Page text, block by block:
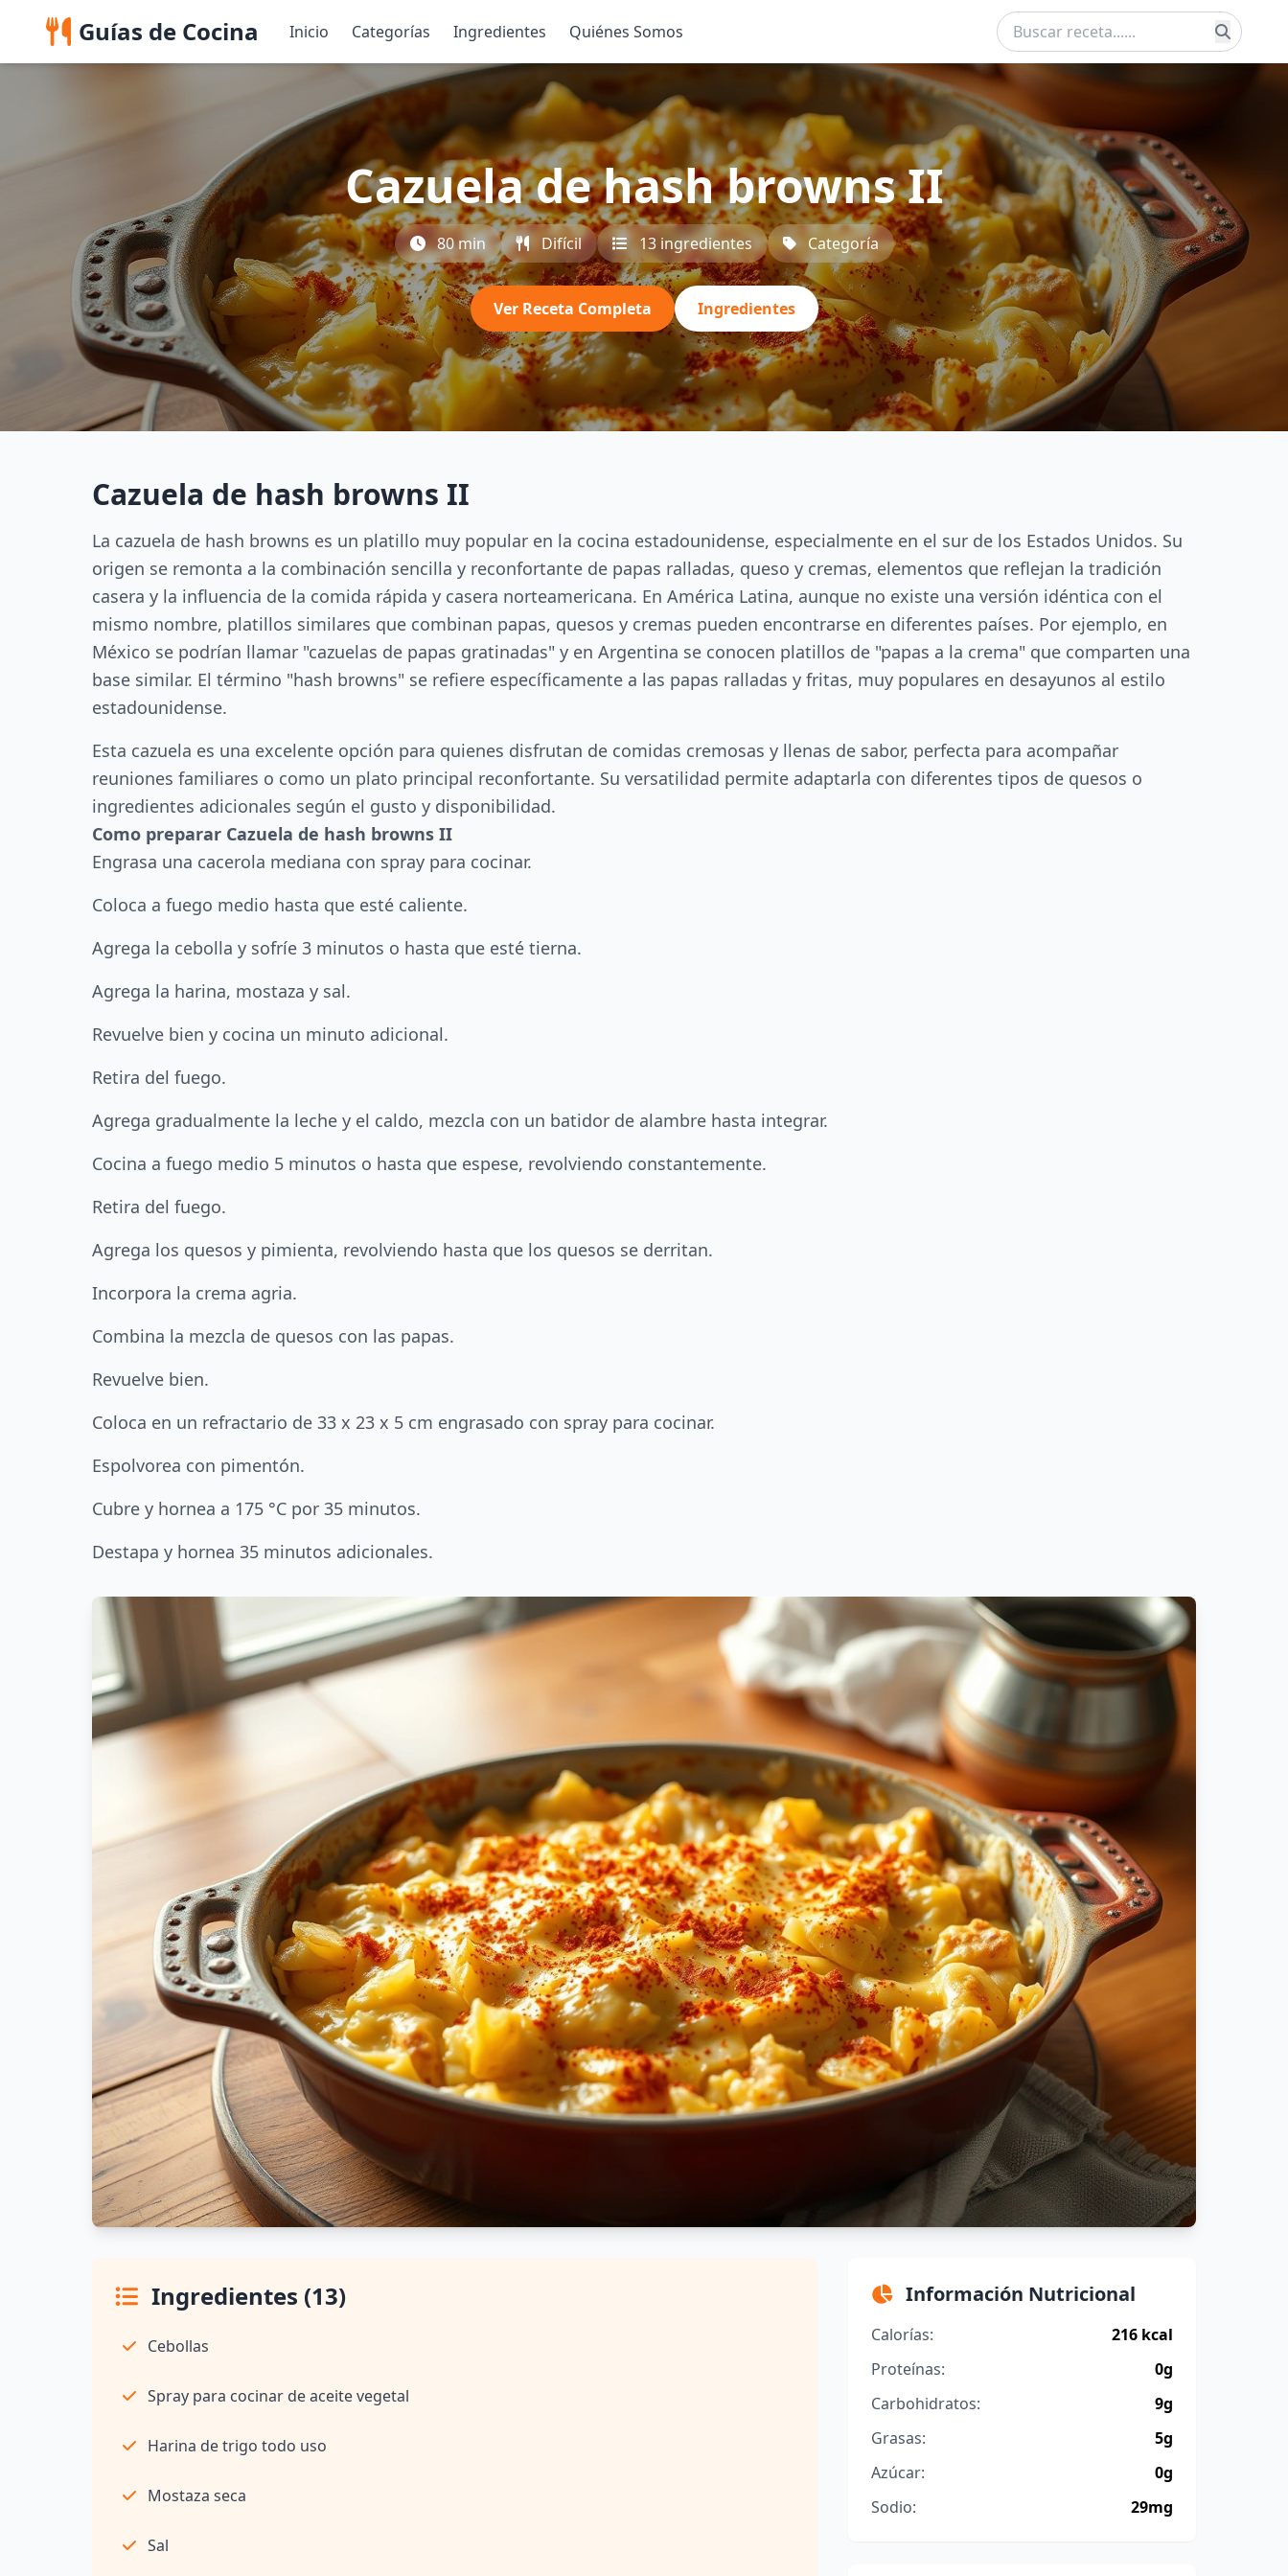
Guías de Cocina Inicio Categorías Ingredientes Quiénes Somos
Cazuela de hash browns II
80 min Difícil 13 ingredientes Categoría
Ver Receta Completa Ingredientes
Cazuela de hash browns II
La cazuela de hash browns es un platillo muy popular en la cocina estadounidense, especialmente en el sur de los Estados Unidos. Su
origen se remonta a la combinación sencilla y reconfortante de papas ralladas, queso y cremas, elementos que reflejan la tradición
casera y la influencia de la comida rápida y casera norteamericana. En América Latina, aunque no existe una versión idéntica con el
mismo nombre, platillos similares que combinan papas, quesos y cremas pueden encontrarse en diferentes países. Por ejemplo, en
México se podrían llamar "cazuelas de papas gratinadas" y en Argentina se conocen platillos de "papas a la crema" que comparten una
base similar. El término "hash browns" se refiere específicamente a las papas ralladas y fritas, muy populares en desayunos al estilo
estadounidense.
Esta cazuela es una excelente opción para quienes disfrutan de comidas cremosas y llenas de sabor, perfecta para acompañar
reuniones familiares o como un plato principal reconfortante. Su versatilidad permite adaptarla con diferentes tipos de quesos o
ingredientes adicionales según el gusto y disponibilidad.
Como preparar Cazuela de hash browns II
Engrasa una cacerola mediana con spray para cocinar.
Coloca a fuego medio hasta que esté caliente.
Agrega la cebolla y sofríe 3 minutos o hasta que esté tierna.
Agrega la harina, mostaza y sal.
Revuelve bien y cocina un minuto adicional.
Retira del fuego.
Agrega gradualmente la leche y el caldo, mezcla con un batidor de alambre hasta integrar.
Cocina a fuego medio 5 minutos o hasta que espese, revolviendo constantemente.
Retira del fuego.
Agrega los quesos y pimienta, revolviendo hasta que los quesos se derritan.
Incorpora la crema agria.
Combina la mezcla de quesos con las papas.
Revuelve bien.
Coloca en un refractario de 33 x 23 x 5 cm engrasado con spray para cocinar.
Espolvorea con pimentón.
Cubre y hornea a 175 °C por 35 minutos.
Destapa y hornea 35 minutos adicionales.
Ingredientes (13)
Cebollas
Spray para cocinar de aceite vegetal
Harina de trigo todo uso
Mostaza seca
Sal
Información Nutricional
Calorías:
216 kcal
Proteínas:
0g
Carbohidratos:
9g
Grasas:
5g
Azúcar:
0g
Sodio:
29mg